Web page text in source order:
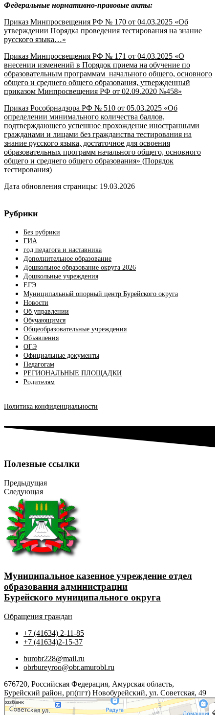
Федеральные нормативно-правовые акты:
Приказ Минпросвещения РФ № 170 от 04.03.2025 «Об
утверждении Порядка проведения тестирования на знание
русского языка…»
Приказ Минпросвещения РФ № 171 от 04.03.2025 «О
внесении изменений в Порядок приема на обучение по
образовательным программам начального общего, основного
общего и среднего общего образования, утвержденный
приказом Минпросвещения РФ от 02.09.2020 №458»
Приказ Рособрнадзора РФ № 510 от 05.03.2025 «Об
определении минимального количества баллов,
подтверждающего успешное прохождение иностранными
гражданами и лицами без гражданства тестирования на
знание русского языка, достаточное для освоения
образовательных программ начального общего, основного
общего и среднего общего образования» (Порядок
тестирования)
Дата обновления страницы: 19.03.2026
Рубрики
Без рубрики
ГИА
год педагога и наставника
Дополнительное образование
Дошкольное образование округа 2026
Дошкольные учреждения
ЕГЭ
Муниципальный опорный центр Бурейского округа
Новости
Об управлении
Обучающимся
Общеобразовательные учреждения
Объявления
ОГЭ
Официальные документы
Педагогам
РЕГИОНАЛЬНЫЕ ПЛОЩАДКИ
Родителям
Политика конфиденциальности
Полезные ссылки
Предыдущая
Следующая
Муниципальное казенное учреждение отдел
образования администрации
Бурейского муниципального округа
Обращения граждан
+7 (41634) 2-11-85
+7 (41634)2-15-37
burobr228@mail.ru
obrbureyroo@obr.amurobl.ru
676720, Российская Федерация, Амурская область,
Бурейский район, рп(пгт) Новобурейский, ул. Советская, 49
Яндекс.Карты
Советская улица, 49 — Яндекс.Карты